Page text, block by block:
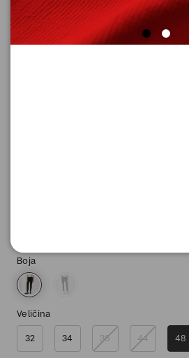
Boja
Veličina
32 34 36 44 48